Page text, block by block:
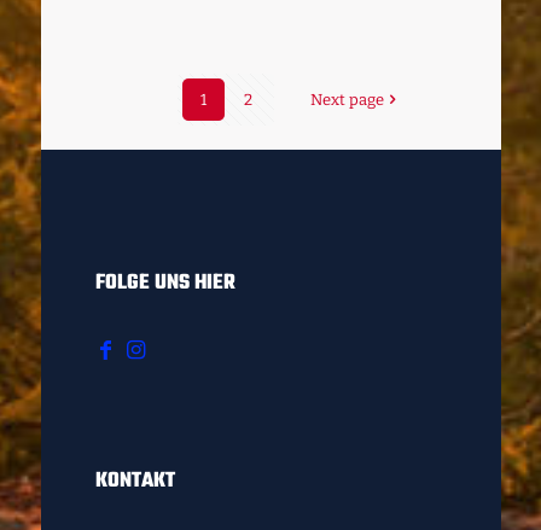
1 2 Next page
FOLGE UNS HIER
KONTAKT